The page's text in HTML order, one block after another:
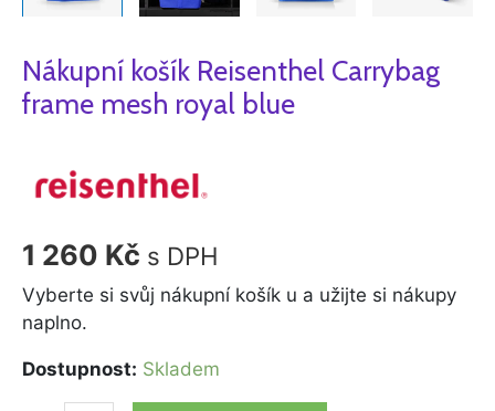
Nákupní košík Reisenthel Carrybag
frame mesh royal blue
1 260 Kč s DPH
Vyberte si svůj nákupní košík u a užijte si nákupy
naplno.
Dostupnost: Skladem